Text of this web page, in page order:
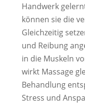
Handwerk
können sie die
Gleichzeitig
und Reibung
in die Muskeln
wirkt Massage
Behandlung
Stress und